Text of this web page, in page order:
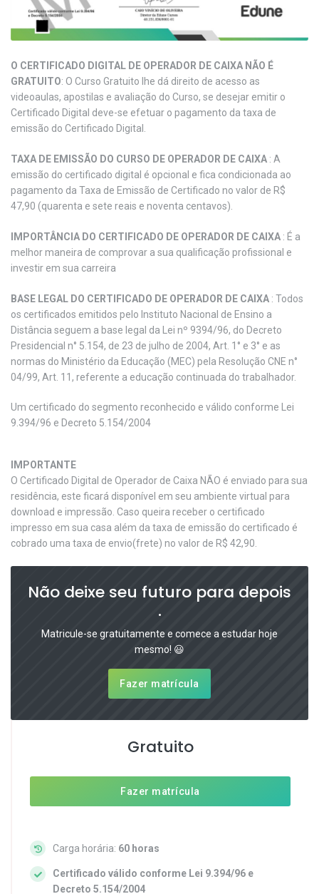
O CERTIFICADO DIGITAL DE OPERADOR DE CAIXA NÃO É
GRATUITO: O Curso Gratuito lhe dá direito de acesso as
videoaulas, apostilas e avaliação do Curso, se desejar emitir o
Certificado Digital deve-se efetuar o pagamento da taxa de
emissão do Certificado Digital.
TAXA DE EMISSÃO DO CURSO DE OPERADOR DE CAIXA : A
emissão do certificado digital é opcional e fica condicionada ao
pagamento da Taxa de Emissão de Certificado no valor de R$
47,90 (quarenta e sete reais e noventa centavos).
IMPORTÂNCIA DO CERTIFICADO DE OPERADOR DE CAIXA : É a
melhor maneira de comprovar a sua qualificação profissional e
investir em sua carreira
BASE LEGAL DO CERTIFICADO DE OPERADOR DE CAIXA : Todos
os certificados emitidos pelo Instituto Nacional de Ensino a
Distância seguem a base legal da Lei nº 9394/96, do Decreto
Presidencial n° 5.154, de 23 de julho de 2004, Art. 1° e 3° e as
normas do Ministério da Educação (MEC) pela Resolução CNE n°
04/99, Art. 11, referente a educação continuada do trabalhador.
Um certificado do segmento reconhecido e válido conforme Lei
9.394/96 e Decreto 5.154/2004
IMPORTANTE
O Certificado Digital de Operador de Caixa NÃO é enviado para sua
residência, este ficará disponível em seu ambiente virtual para
download e impressão. Caso queira receber o certificado
impresso em sua casa além da taxa de emissão do certificado é
cobrado uma taxa de envio(frete) no valor de R$ 42,90.
Não deixe seu futuro para depois
.
Matricule-se gratuitamente e comece a estudar hoje
mesmo! 😃
Fazer matrícula
Gratuito
Fazer matrícula
Carga horária: 60 horas
Certificado válido conforme Lei 9.394/96 e
Decreto 5.154/2004